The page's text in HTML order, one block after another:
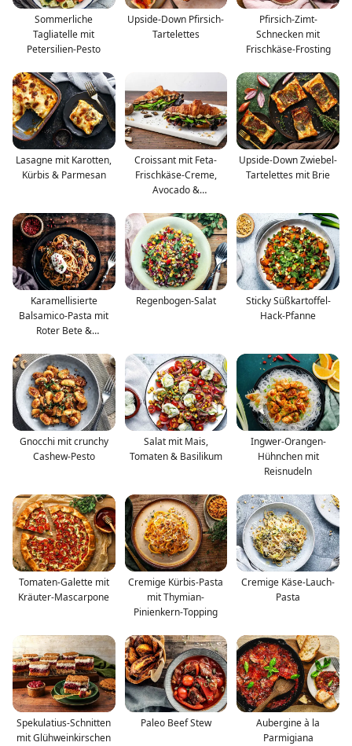
Sommerliche
Tagliatelle mit
Petersilien-Pesto
Upside-Down Pfirsich-
Tartelettes
Pfirsich-Zimt-
Schnecken mit
Frischkäse-Frosting
Lasagne mit Karotten,
Kürbis & Parmesan
Croissant mit Feta-
Frischkäse-Creme,
Avocado &
Upside-Down Zwiebel-
Tartelettes mit Brie
Karamellisierte
Balsamico-Pasta mit
Roter Bete &
Regenbogen-Salat
Sticky Süßkartoffel-
Hack-Pfanne
Gnocchi mit crunchy
Cashew-Pesto
Salat mit Mais,
Tomaten & Basilikum
Ingwer-Orangen-
Hühnchen mit
Reisnudeln
Tomaten-Galette mit
Kräuter-Mascarpone
Cremige Kürbis-Pasta
mit Thymian-
Pinienkern-Topping
Cremige Käse-Lauch-
Pasta
Spekulatius-Schnitten
mit Glühweinkirschen
Paleo Beef Stew
Aubergine à la
Parmigiana